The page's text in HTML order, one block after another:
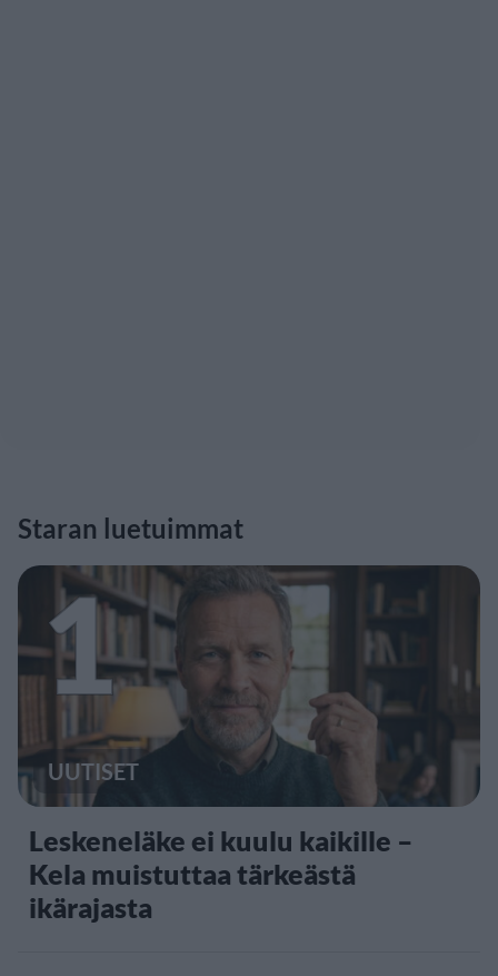
Staran luetuimmat
1
UUTISET
Leskeneläke ei kuulu kaikille –
Kela muistuttaa tärkeästä
ikärajasta